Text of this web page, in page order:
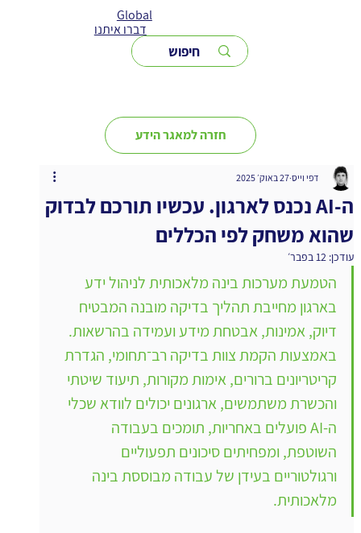
Global
דברו איתנו
חזרה למאגר הידע
ה-AI נכנס לארגון. עכשיו תורכם לבדוק
שהוא משחק לפי הכללים
דפי וייס 27 באוק׳ 2025
עודכן: 12 בפבר׳
הטמעת מערכות בינה מלאכותית לניהול ידע
בארגון מחייבת תהליך בדיקה מובנה המבטיח
דיוק, אמינות, אבטחת מידע ועמידה בהרשאות.
באמצעות הקמת צוות בדיקה רב־תחומי, הגדרת
קריטריונים ברורים, אימות מקורות, תיעוד שיטתי
והכשרת משתמשים, ארגונים יכולים לוודא שכלי
ה-AI פועלים באחריות, תומכים בעבודה
השוטפת, ומפחיתים סיכונים תפעוליים
ורגולטוריים בעידן של עבודה מבוססת בינה
מלאכותית.